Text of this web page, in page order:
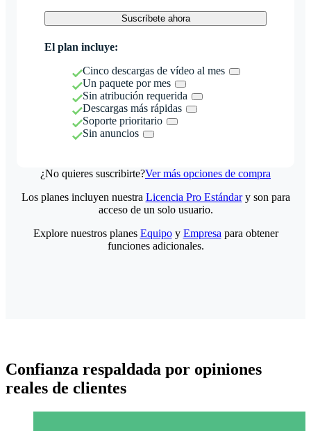
Suscríbete ahora
El plan incluye:
Cinco descargas de vídeo al mes
Un paquete por mes
Sin atribución requerida
Descargas más rápidas
Soporte prioritario
Sin anuncios
¿No quieres suscribirte?Ver más opciones de compra
Los planes incluyen nuestra Licencia Pro Estándary son para
acceso de un solo usuario.
Explore nuestros planes Equipoy Empresa para obtener
funciones adicionales.
Confianza respaldada por opiniones
reales de clientes